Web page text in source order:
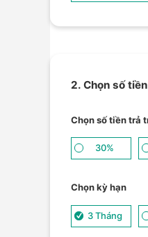
2. Chọn số
Chọn số tiền trả
30%
Chọn kỳ hạn
3 Tháng